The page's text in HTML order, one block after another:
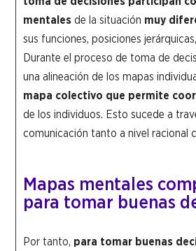
mentales de la situación muy
sus funciones, posiciones
Durante el proceso de toma de
una alineación de los mapas
mapa colectivo que permite
de los individuos. Esto sucede a
comunicación tanto a nivel racional
Mapas mentales
para tomar buenas
Por tanto, para tomar buenas